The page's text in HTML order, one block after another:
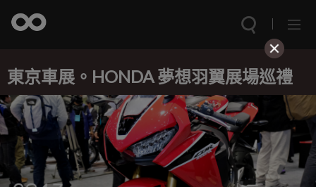
東京車展。HONDA 夢想羽翼展場巡禮